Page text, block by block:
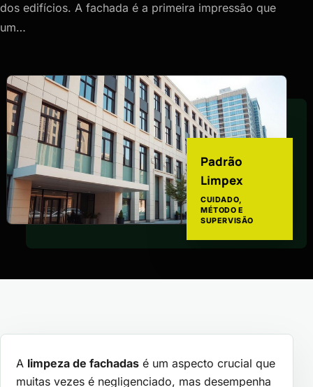
dos edifícios. A fachada é a primeira impressão que
um…
Padrão
Limpex
CUIDADO,
MÉTODO E
SUPERVISÃO
A limpeza de fachadas é um aspecto crucial que
muitas vezes é negligenciado, mas desempenha